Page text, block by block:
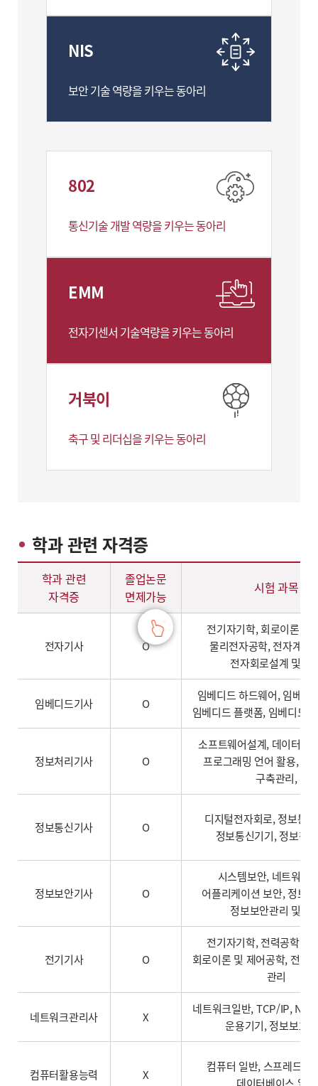
NIS
보안 기술 역량을 키우는 동아리
802
통신기술 개발 역량을 키우는 동아리
EMM
전자기센서 기술역량을 키우는 동아리
거북이
축구 및 리더십을 키우는 동아리
학과 관련 자격증
학과 관련 자격증
학과 관련
자격증
졸업논문
면제가능
시험 과목
전자기사 O
전기자기학, 회로이론, 전
물리전자공학, 전자계산
전자회로설계 및 응
임베디드기사 O
임베디드 하드웨어, 임베디
임베디드 플랫폼, 임베디드
정보처리기사 O
소프트웨어설계, 데이터베
프로그래밍 언어 활용, 정
구축관리,
정보통신기사 O
디지털전자회로, 정보통
정보통신기기, 정보전
정보보안기사 O
시스템보안, 네트워크
어플리케이션 보안, 정보
정보보안관리 및 법
전기기사 O
전기자기학, 전력공학, 전
회로이론 및 제어공학, 전기
관리
네트워크관리사 X
네트워크일반, TCP/IP,
운용기기, 정보보호
컴퓨터활용능력 X
컴퓨터 일반, 스프레드시
데이터베이스 일반